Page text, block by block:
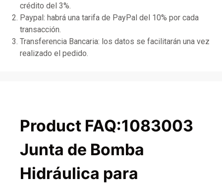
crédito del 3%.
Paypal: habrá una tarifa de PayPal del 10% por cada
transacción.
Transferencia Bancaria: los datos se facilitarán una vez
realizado el pedido.
Product FAQ:1083003
Junta de Bomba
Hidráulica para